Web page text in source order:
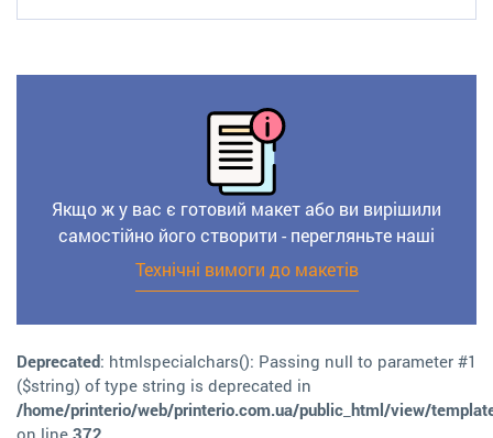
Якщо ж у вас є готовий макет або ви вирішили
самостійно його створити - перегляньте наші
Технічні вимоги до макетів
Deprecated: htmlspecialchars(): Passing null to parameter #1
($string) of type string is deprecated in
/home/printerio/web/printerio.com.ua/public_html/view/
on line 372